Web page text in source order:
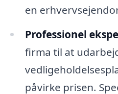
en
Professionel
firma til at
påvirke prisen.